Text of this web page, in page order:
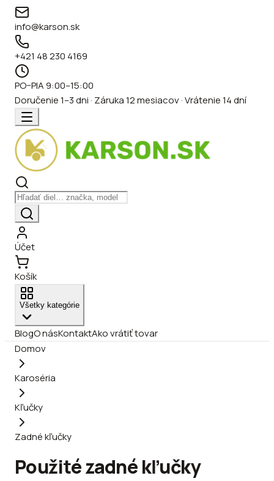
info@karson.sk
+421 48 230 4169
PO–PIA 9:00–15:00
Doručenie 1–3 dni · Záruka 12 mesiacov · Vrátenie 14 dní
Účet
Košík
Všetky kategórie
BlogO násKontaktAko vrátiť tovar
Domov
Karoséria
Kľučky
Zadné kľučky
Použité zadné kľučky